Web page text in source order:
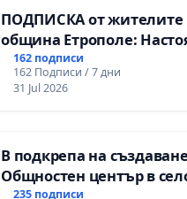
ПОДПИСКА от жителите
община Етрополе:
за ясни гаранции от
МЕД” АД и от
се изпълнят всички
162 подписи
162 Подписи / 7 дни
31 Jul 2026
В подкрепа на
Общностен център в
235 подписи